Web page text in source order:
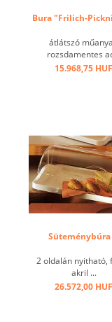
Bura "Frilich-
átlátszó
rozsdamentes
fogantyúval ...
15.968,75 HUF
Süteménybúra
2 oldalán nyitható,
akril ...
26.572,00 HUF